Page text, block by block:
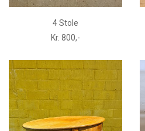
4 Stole
Kr. 800,-